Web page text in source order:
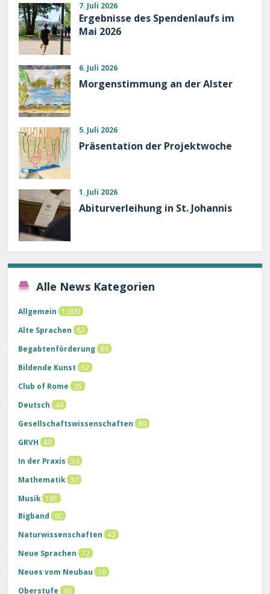
7. Juli 2026
Ergebnisse des Spendenlaufs im
Mai 2026
6. Juli 2026
Morgenstimmung an der Alster
5. Juli 2026
Präsentation der Projektwoche
1. Juli 2026
Abiturverleihung in St. Johannis
Alle News Kategorien
Allgemein
1.009
Alte Sprachen
82
Begabtenförderung 89
Bildende Kunst
62
Club of Rome
25
Deutsch
44
Gesellschaftswissenschaften
89
GRVH
80
In der Praxis
34
Mathematik 30
Musik 191
Bigband
90
Naturwissenschaften
42
Neue Sprachen 72
Neues vom Neubau
16
Oberstufe
66